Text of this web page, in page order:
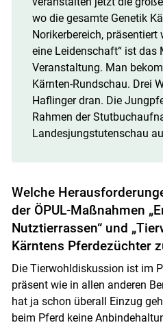
wo die gesamte Genetik
Norikerbereich, präsentiert
eine Leidenschaft“ ist das
Veranstaltung. Man
Kärnten-Rundschau. Drei
Haflinger dran. Die
Rahmen der
Landesjungstutenschau
Welche
der ÖPUL-Maßnahmen
Nutztierrassen“ und
Kärntens Pferdezüchter
Die Tierwohldiskussion ist im
präsent wie in allen anderen
hat ja schon überall Einzug
beim Pferd keine